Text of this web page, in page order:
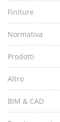
Finiture
Normativa
Prodotti
Altro
BIM & CAD